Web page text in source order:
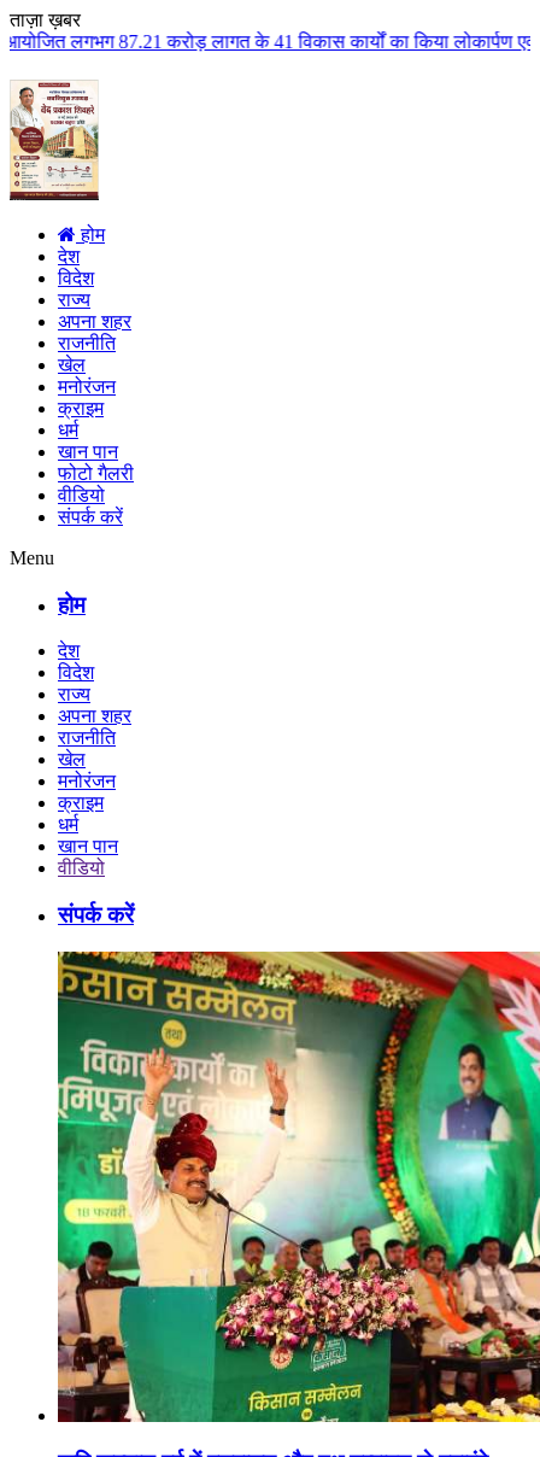
ताज़ा ख़बर
के 41 विकास कार्यों का किया लोकार्पण एवं भूमिपूजन कुलैथ क्षेत्र के
होम
देश
विदेश
राज्य
अपना शहर
राजनीति
खेल
मनोरंजन
क्राइम
धर्म
खान पान
फोटो गैलरी
वीडियो
संपर्क करें
Menu
होम
देश
विदेश
राज्य
अपना शहर
राजनीति
खेल
मनोरंजन
क्राइम
धर्म
खान पान
वीडियो
संपर्क करें